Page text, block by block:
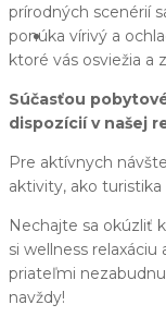
Čeština
prírodných scenérií
ponúka vírivý a
ktoré vás osviežia a
Súčasťou
dispozícií v našej
Pre aktívnych
aktivity, ako
Nechajte sa okúzliť
si wellness
priateľmi
navždy!